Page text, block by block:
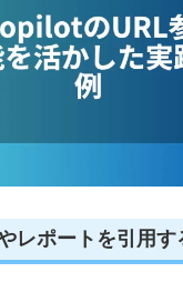
レポートを引用す